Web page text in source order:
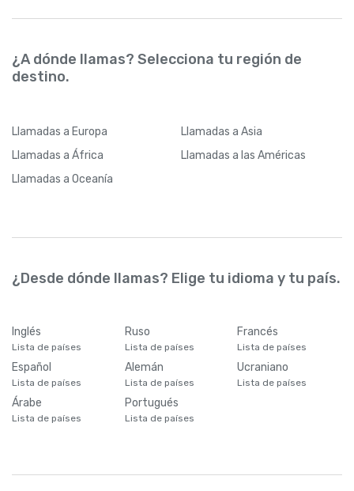
¿A dónde llamas? Selecciona tu región de
destino.
Llamadas a Europa Llamadas a Asia
Llamadas a África Llamadas a las Américas
Llamadas a Oceanía
¿Desde dónde llamas? Elige tu idioma y tu país.
Inglés
Lista de países
Ruso
Lista de países
Francés
Lista de países
Español
Lista de países
Alemán
Lista de países
Ucraniano
Lista de países
Árabe
Lista de países
Portugués
Lista de países